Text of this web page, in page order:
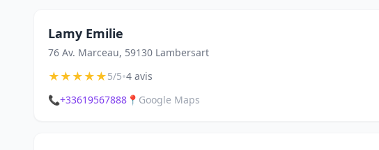
Lamy Emilie
76 Av. Marceau, 59130 Lambersart
★★★★★5/5•4 avis
📞+33619567888 📍 Google Maps